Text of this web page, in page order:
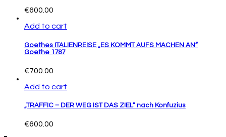
€600.00
Add to cart
Goethes ITALIENREISE „ES KOMMT AUFS MACHEN AN“
Goethe 1787
€700.00
Add to cart
„TRAFFIC – DER WEG IST DAS ZIEL“ nach Konfuzius
€600.00